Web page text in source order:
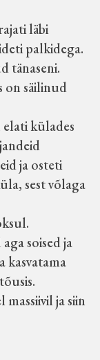
läbi
palkidega.
tänaseni.
on säilinud
elati külades
ja osteti
sest võlaga
soised ja
kasvatama
ja siin